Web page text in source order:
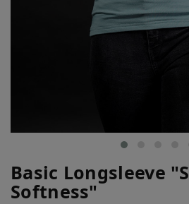
Basic Longsleeve
Softness"